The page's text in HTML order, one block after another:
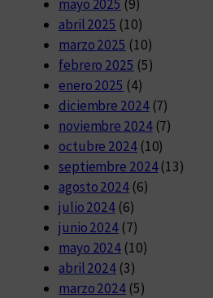
mayo 2025 (9)
abril 2025 (10)
marzo 2025 (10)
febrero 2025 (5)
enero 2025 (4)
diciembre 2024(7)
noviembre 2024(7)
octubre 2024(10)
septiembre 2024(13)
agosto 2024(6)
julio 2024 (6)
junio 2024 (7)
mayo 2024 (10)
abril 2024 (3)
marzo 2024 (5)